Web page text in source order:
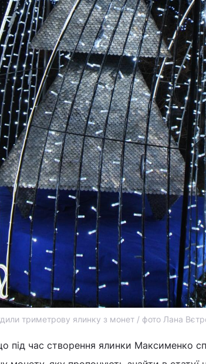
триметрову ялинку з монет / фото Лана
під час створення ялинки Максименко